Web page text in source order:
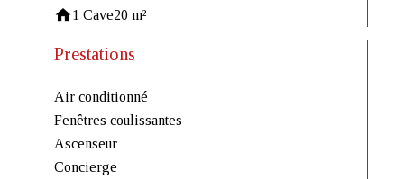
1 Cave20 m²
Prestations
Air conditionné
Fenêtres coulissantes
Ascenseur
Concierge